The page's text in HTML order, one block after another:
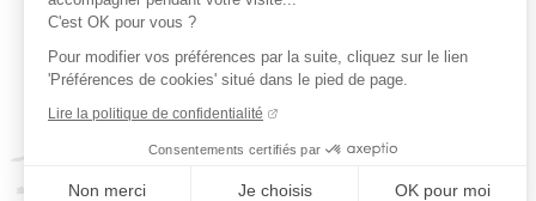
C'est OK pour vous ?
Pour modifier vos préférences par la suite, cliquez sur le lien
'Préférences de cookies' situé dans le pied de page.
Lire la politique de confidentialité
Consentements certifiés par
Non merci Je choisis OK pour moi